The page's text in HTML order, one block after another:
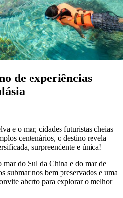
de experiências
e o mar, cidades futuristas cheias
centenários, o destino revela
surpreendente e única!
mar do Sul da China e do mar de
submarinos bem preservados e uma
aberto para explorar o melhor